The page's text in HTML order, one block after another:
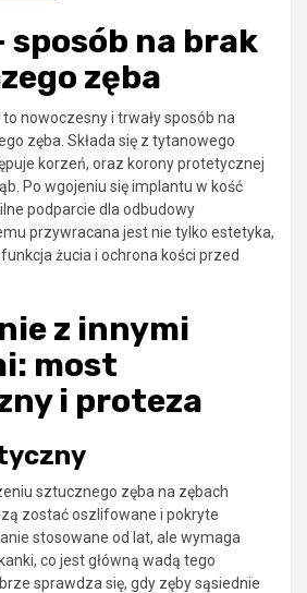
sposób na brak
zęba
nowoczesny i trwały sposób na
zęba. Składa się z tytanowego
korzeń, oraz korony protetycznej
Po wgojeniu się implantu w kość
podparcie dla odbudowy
przywracana jest nie tylko estetyka,
żucia i ochrona kości przed
z innymi
most
i proteza
sztucznego zęba na zębach
zostać oszlifowane i pokryte
stosowane od lat, ale wymaga
co jest główną wadą tego
sprawdza się, gdy zęby sąsiednie